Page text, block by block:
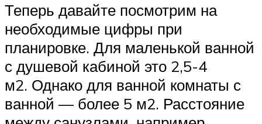
Теперь давайте посмотрим на
необходимые цифры при
планировке. Для маленькой ванной
с душевой кабиной это 2,5-4
м2. Однако для ванной комнаты с
ванной — более 5 м2. Расстояние